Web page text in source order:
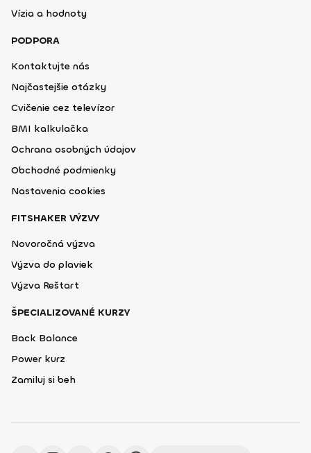
Vízia a hodnoty
PODPORA
Kontaktujte nás
Najčastejšie otázky
Cvičenie cez televízor
BMI kalkulačka
Ochrana osobných údajov
Obchodné podmienky
Nastavenia cookies
FITSHAKER VÝZVY
Novoročná výzva
Výzva do plaviek
Výzva Reštart
ŠPECIALIZOVANÉ KURZY
Back Balance
Power kurz
Zamiluj si beh